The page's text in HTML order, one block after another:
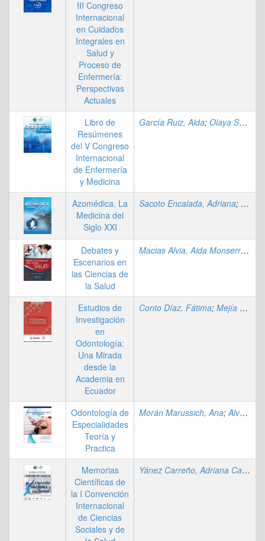
III Congreso
Internacional
en Cuidados
Integrales en
Salud y
Proceso de
Enfermería:
Perspectivas
Actuales
Libro de
Resúmenes
del V Congreso
Internacional
de Enfermería
y Medicina
García Ruiz, Aida; Olaya Sánchez, Alejandro
Azomédica, La
Medicina del
Siglo XXI
Sacoto Encalada, Adriana;
Debates y
Escenarios en
las Ciencias de
la Salud
Macias Alvia, Aida Monserrate
Estudios de
Investigación
en
Odontología:
Una Mirada
desde la
Academia en
Ecuador
Conto Díaz, Fátima; Mejía Gallegos, Cesar
Odontología de
Especialidades
Teoría y
Practica
Morán Marussich, Ana;Alvarado, Alcira
Memorias
Científicas de
la I Convención
Internacional
de Ciencias
Sociales y de
Yánez Carreño, Adriana Carolina